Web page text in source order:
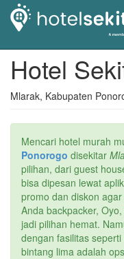
Hotel
Mlarak, Kabupaten
Mencari hotel murah
Ponorogo disekitar
pilihan, dari guest
bisa dipesan lewat
promo dan diskon
Anda backpacker,
jadi pilihan hemat.
dengan fasilitas
bintang lima adalah